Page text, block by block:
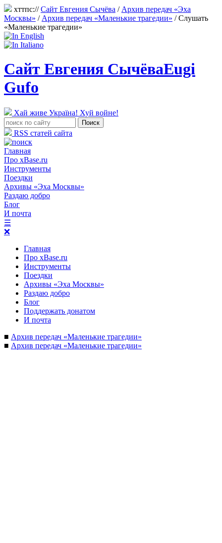
хттпс://Сайт Евгения Сычёва / Архив передач «Эха
Москвы» / Архив передач «Маленькие трагедии» /Слушать
«Маленькие трагедии»
Сайт Евгения СычёваEugi
Gufo
Хай живе Україна! Хуй войне!
RSS статей сайта
Главная
Про xBase.ru
Инструменты
Поездки
Архивы «Эха Москвы»
Раздаю добро
Блог
И почта
☰
❌
Главная
Про xBase.ru
Инструменты
Поездки
Архивы «Эха Москвы»
Раздаю добро
Блог
Поддержать донатом
И почта
■ Архив передач «Маленькие трагедии»
■ Архив передач «Маленькие трагедии»